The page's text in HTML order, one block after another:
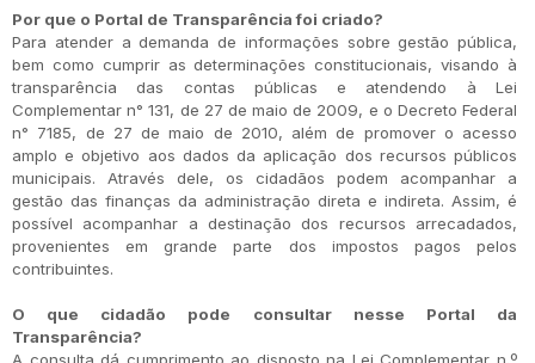
Por que o Portal de Transparência foi criado?
Para atender a demanda de informações sobre gestão pública,
bem como cumprir as determinações constitucionais, visando à
transparência das contas públicas e atendendo à Lei
Complementar n° 131, de 27 de maio de 2009, e o Decreto Federal
n° 7185, de 27 de maio de 2010, além de promover o acesso
amplo e objetivo aos dados da aplicação dos recursos públicos
municipais. Através dele, os cidadãos podem acompanhar a
gestão das finanças da administração direta e indireta. Assim, é
possível acompanhar a destinação dos recursos arrecadados,
provenientes em grande parte dos impostos pagos pelos
contribuintes.
O que cidadão pode consultar nesse Portal da
Transparência?